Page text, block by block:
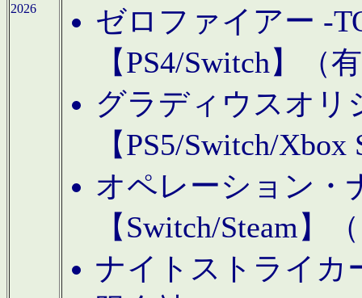
2026
ゼロファイアー -
【PS4/Switch】（
グラディウスオリ
【PS5/Switch/
オペレーション・
【Switch/Steam】
ナイトストライカ